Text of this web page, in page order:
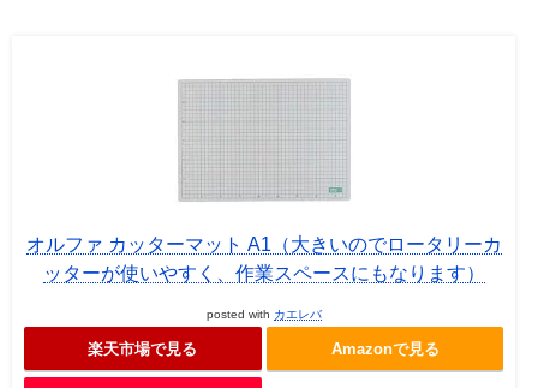
オルファ カッターマット A1（大きいのでロータリーカ
ッターが使いやすく、作業スペースにもなります）
posted with カエレバ
楽天市場で見る Amazonで見る